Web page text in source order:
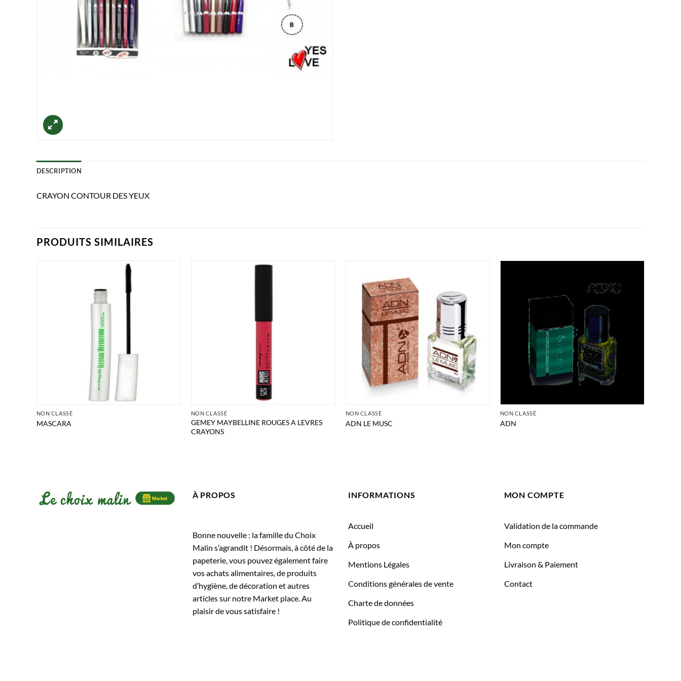
DESCRIPTION
CRAYON CONTOUR DES YEUX
PRODUITS SIMILAIRES
NON CLASSÉ
MASCARA
NON CLASSÉ
GEMEY MAYBELLINE ROUGES A LEVRES
CRAYONS
NON CLASSÉ
ADN LE MUSC
NON CLASSÉ
ADN
À PROPOS
Bonne nouvelle : la famille du Choix
Malin s’agrandit ! Désormais, à côté de la
papeterie, vous pouvez également faire
vos achats alimentaires, de produits
d’hygiène, de décoration et autres
articles sur notre Market place. Au
plaisir de vous satisfaire !
INFORMATIONS
Accueil
À propos
Mentions Légales
Conditions générales de vente
Charte de données
Politique de confidentialité
MON COMPTE
Validation de la commande
Mon compte
Livraison & Paiement
Contact